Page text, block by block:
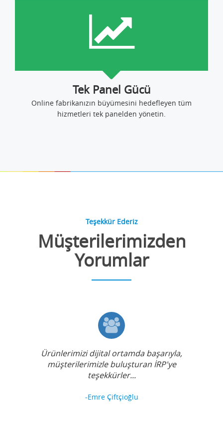
Tek Panel Gücü
Online fabrikanızın büyümesini hedefleyen tüm
hizmetleri tek panelden yönetin.
Teşekkür Ederiz
Müşterilerimizden
Yorumlar
Ürünlerimizi dijital ortamda başarıyla,
müşterilerimizle buluşturan İRP'ye
teşekkürler...
-Emre Çiftçioğlu